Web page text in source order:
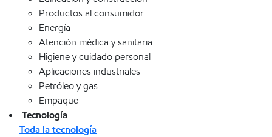
Productos al consumidor
Energía
Atención médica y sanitaria
Higiene y cuidado personal
Aplicaciones industriales
Petróleo y gas
Empaque
Tecnología
Toda la tecnología